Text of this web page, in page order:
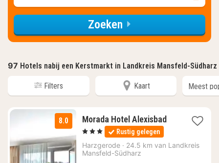
Zoeken
97 Hotels nabij een Kerstmarkt in Landkreis Mansfeld-Südharz
Filters Kaart
8.0 Morada Hotel Alexisbad3
nachten
€
, 3 Sterren Rustig gelegen
Harzgerode · 24.5 km van Landkreis
Mansfeld-Südharz